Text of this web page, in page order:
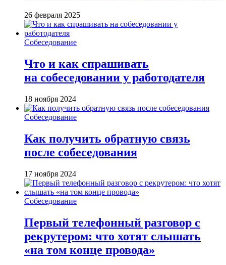
26 февраля 2025
Собеседование
Что и как спрашивать
на собеседовании у работодателя
18 ноября 2024
Собеседование
Как получить обратную связь
после собеседования
17 ноября 2024
Собеседование
Первый телефонный разговор с
рекрутером: что хотят слышать
«на том конце провода»